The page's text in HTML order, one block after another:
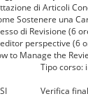
di
Sostenere una
di Revisione (6
perspective (6
to Manage the
Tipo corso:
Verifica